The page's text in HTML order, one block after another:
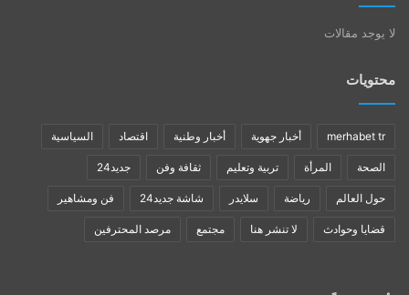
لا يوجد مقالات
محتويات
merhabet tr أخبار جهوية أخبار وطنية اقتصاد السياسية
الصحة المرأة تربية وتعليم ثقافة وفن جديد24
حول العالم رياضة سلايدر شاشة جديد24 فن ومشاهير
قضايا وحوادث لا تنشر هنا مجتمع مرصد المحترفين